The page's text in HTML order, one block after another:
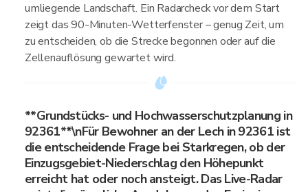
umliegende Landschaft. Ein Radarcheck vor dem Start
zeigt das 90-Minuten-Wetterfenster – genug Zeit, um
zu entscheiden, ob die Strecke begonnen oder auf die
Zellenauflösung gewartet wird.
**Grundstücks- und Hochwasserschutzplanung in
92361**\nFür Bewohner an der Lech in 92361 ist
die entscheidende Frage bei Starkregen, ob der
Einzugsgebiet-Niederschlag den Höhepunkt
erreicht hat oder noch ansteigt. Das Live-Radar